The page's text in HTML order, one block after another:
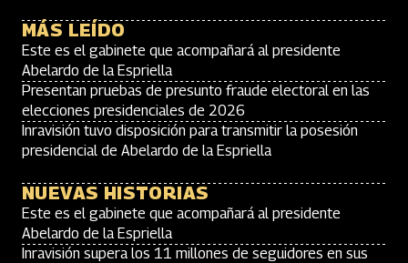
MÁS LEÍDO
Este es el gabinete que acompañará al presidente
Abelardo de la Espriella
Presentan pruebas de presunto fraude electoral en las
elecciones presidenciales de 2026
Inravisión tuvo disposición para transmitir la posesión
presidencial de Abelardo de la Espriella
NUEVAS HISTORIAS
Este es el gabinete que acompañará al presidente
Abelardo de la Espriella
Inravisión supera los 11 millones de seguidores en sus